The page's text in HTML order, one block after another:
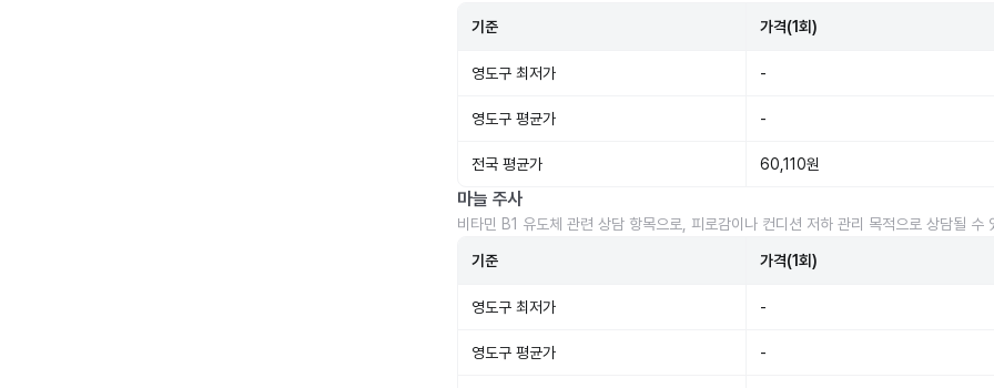
기준 가격(1회)
영도구 최저가 -
영도구 평균가 -
전국 평균가 60,110원
마늘 주사
비타민 B1 유도체 관련 상담 항목으로, 피로감이나 컨디션 저하 관리 목적으로 상담될 수
기준 가격(1회)
영도구 최저가 -
영도구 평균가 -